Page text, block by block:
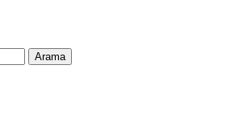
Arama